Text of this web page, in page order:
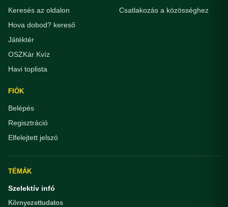
Keresés az oldalon
Hova dobod? kereső
Játéktér
OSZKár Kvíz
Havi toplista
Csatlakozás a közösséghez
FIÓK
Belépés
Regisztráció
Elfelejtett jelszó
TÉMÁK
Szelektív infó
Környezettudatos